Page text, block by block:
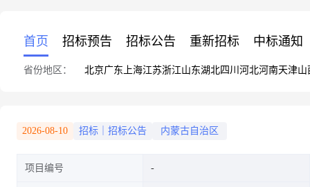
首页 招标预告 招标公告 重新招标 中标通知
省份地区： 北京广东 上海江苏浙江山东湖北四川 河北河南天津山
2026-08-10 招标｜招标公告 内蒙古自治区
项目编号